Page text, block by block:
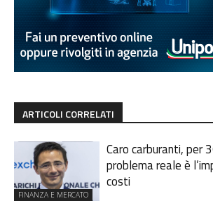
ARTICOLI CORRELATI
FINANZA E MERCATO
Caro carburanti, per
problema reale è
costi